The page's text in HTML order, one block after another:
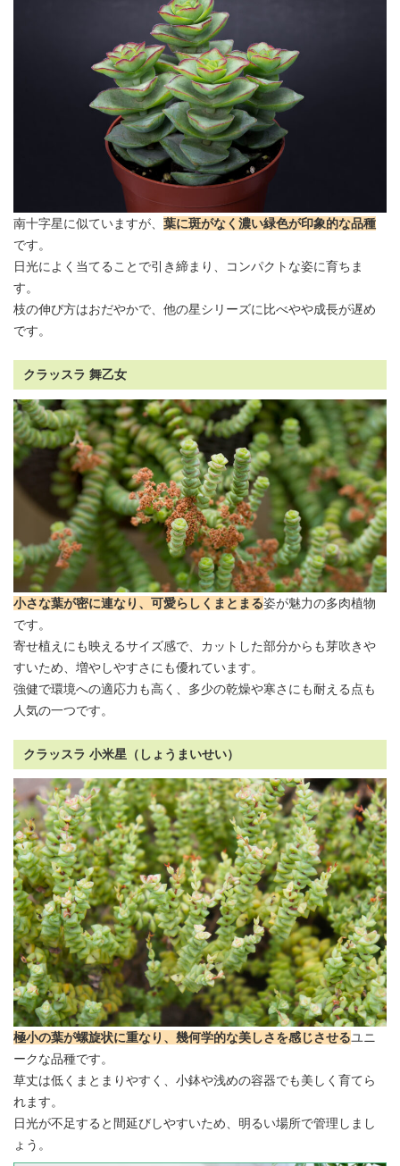
南十字星に似ていますが、 葉に斑がなく濃い緑色が印象的な品種
です。
日光によく当てることで引き締まり、コンパクトな姿に育ちま
す。
枝の伸び方はおだやかで、他の星シリーズに比べやや成長が遅め
です。
クラッスラ 舞乙女
小さな葉が密に連なり、可愛らしくまとまる姿が魅力の多肉植物
です。
寄せ植えにも映えるサイズ感で、カットした部分からも芽吹きや
すいため、増やしやすさにも優れています。
強健で環境への適応力も高く、多少の乾燥や寒さにも耐える点も
人気の一つです。
クラッスラ 小米星（しょうまいせい）
極小の葉が螺旋状に重なり、幾何学的な美しさを感じさせるユニ
ークな品種です。
草丈は低くまとまりやすく、小鉢や浅めの容器でも美しく育てら
れます。
日光が不足すると間延びしやすいため、明るい場所で管理しまし
ょう。